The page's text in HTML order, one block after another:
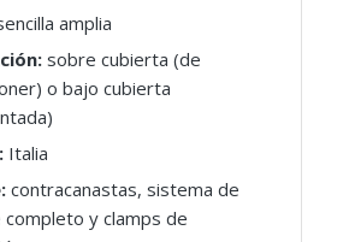
amplia
sobre cubierta (de
o bajo cubierta
Italia
contracanastas, sistema de
y clamps de